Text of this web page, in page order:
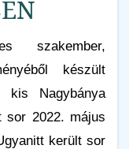
szakember,
készült
kis Nagybánya
sor 2022. május
került sor